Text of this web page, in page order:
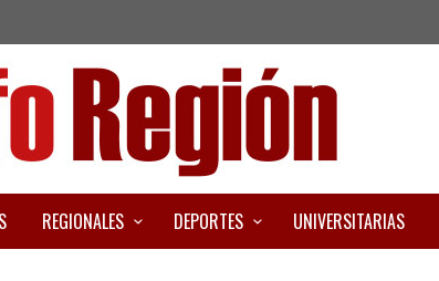
REGIONALES DEPORTES UNIVERSITARIAS